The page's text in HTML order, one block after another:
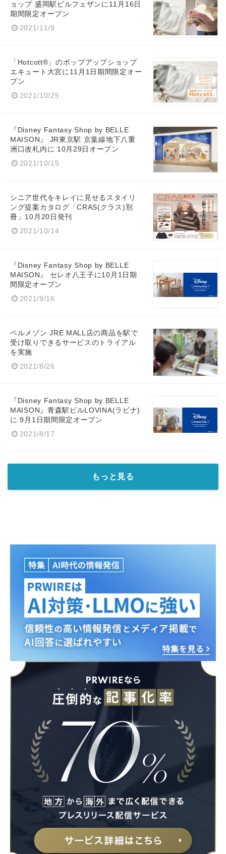
ョップ 盛岡駅ビルフェザンに11月16日
期間限定オープン
2021/11/9
「Hotcott®」のポップアップショップ
エキュート大宮に11月1日期間限定オー
プン
2021/10/25
『Disney Fantasy Shop by BELLE
MAISON』 JR東京駅 京葉線地下八重
洲口改札内に 10月29日オープン
2021/10/15
シニア世代をキレイに見せるスタイリ
ング提案カタログ「CRAS(クラス)別
冊」10月20日発刊
2021/10/14
『Disney Fantasy Shop by BELLE
MAISON』 セレオ八王子に10月1日期
間限定オープン
2021/9/16
ベルメゾン JRE MALL店の商品を駅で
受け取りできるサービスのトライアル
を実施
2021/8/26
『Disney Fantasy Shop by BELLE
MAISON』青森駅ビルLOVINA(ラビナ)
に 9月1日期間限定オープン
2021/8/17
もっと見る
Japanese
English